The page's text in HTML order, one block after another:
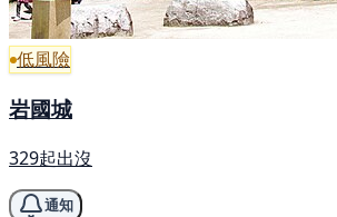
低風險
岩國城
329起出沒
通知